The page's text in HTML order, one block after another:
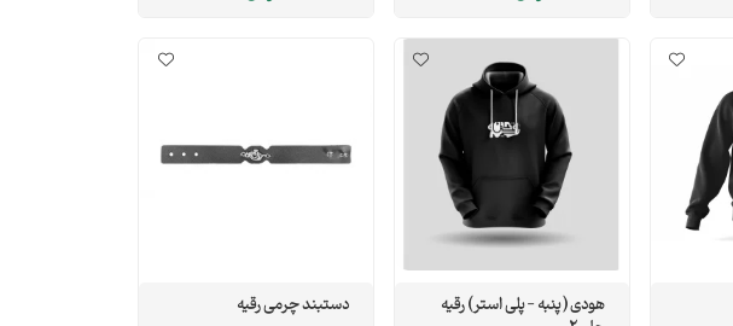
هودی ( پنبه - پلی استر ) رقیه
دستبند چرمی رقیه